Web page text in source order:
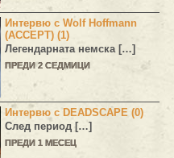
Интервю с Wolf Hoffmann
(ACCEPT) (1)
Легендарната немска […]
ПРЕДИ 2 СЕДМИЦИ
Интервю с DEADSCAPE (0)
След период […]
ПРЕДИ 1 МЕСЕЦ